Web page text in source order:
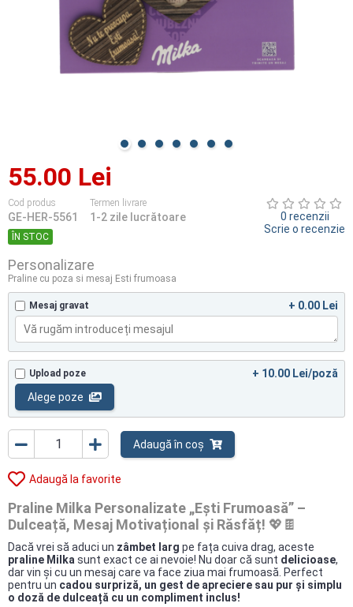
55.00 Lei
Cod produs
GE-HER-5561
Termen livrare
1-2 zile lucrătoare
ÎN STOC
0 recenzii
Scrie o recenzie
Personalizare
Praline cu poza si mesaj Esti frumoasa
Mesaj gravat + 0.00 Lei
Upload poze
+ 10.00 Lei/poză
Alege poze
Adaugă în coș
Adaugă la favorite
Praline Milka Personalizate „Ești Frumoasă” –
Dulceață, Mesaj Motivațional și Răsfăț! 💖🍫
Dacă vrei să aduci un zâmbet larg pe fața cuiva drag, aceste
praline Milka sunt exact ce ai nevoie! Nu doar că sunt delicioase,
dar vin și cu un mesaj care va face ziua mai frumoasă. Perfect
pentru un cadou surpriză, un gest de apreciere sau pur și simplu
o doză de dulceață cu un compliment inclus!